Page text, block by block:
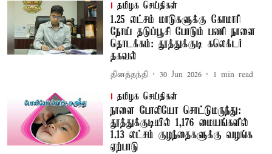
தமிழக செய்திகள்
1.25 லட்சம் மாடுகளுக்கு கோமாரி
நோய் தடுப்பூசி போடும் பணி நாளை
தொடக்கம்: தூத்துக்குடி கலெக்டர்
தகவல்
தினத்தந்தி 30 Jun 2026 1 min read
தமிழக செய்திகள்
நாளை போலியோ சொட்டுமருந்து:
தூத்துக்குடியில் 1,176 மையங்களில்
1.13 லட்சம் குழந்தைகளுக்கு வழங்க
ஏற்பாடு